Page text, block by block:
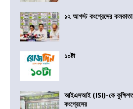
১২ আগস্ট কংগ্রেসের
১০টা
আইএসআই (ISI)-কে কুক্ষিগত
কংগ্রেসের